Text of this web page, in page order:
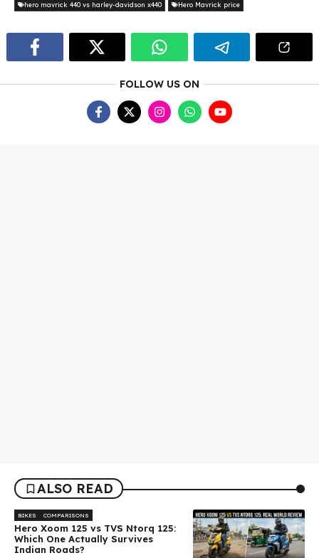
hero mavrick 440 vs harley-davidson x440 Hero Mavrick price
FOLLOW US ON
ALSO READ
BIKES COMPARISONS
Hero Xoom 125 vs TVS Ntorq 125:
Which One Actually Survives
Indian Roads?